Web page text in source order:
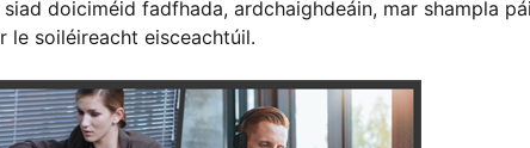
doiciméid fadfhada, ardchaighdeáin, mar shampla
le soiléireacht eisceachtúil.